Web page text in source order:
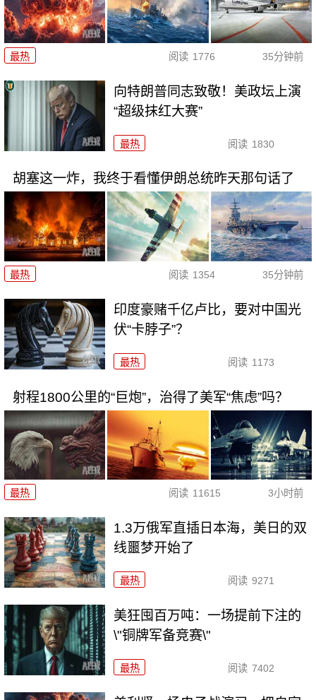
最热 阅读 1776 35分钟前
向特朗普同志致敬！美政坛上演
“超级抹红大赛”
最热 阅读 1830
胡塞这一炸，我终于看懂伊朗总统昨天那句话了
最热 阅读 1354 35分钟前
印度豪赌千亿卢比，要对中国光
伏“卡脖子”？
最热 阅读 1173
射程1800公里的“巨炮”，治得了美军“焦虑”吗？
最热 阅读 11615 3小时前
1.3万俄军直插日本海，美日的双
线噩梦开始了
最热 阅读 9271
美狂囤百万吨：一场提前下注的
\"铜牌军备竞赛\"
最热 阅读 7402